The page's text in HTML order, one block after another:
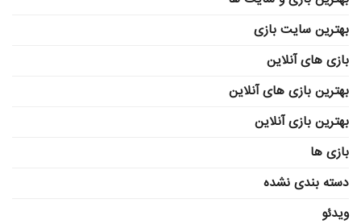
بهترین سایت بازی
بازی های آنلاین
بهترین بازی های آنلاین
بهترین بازی آنلاین
بازی ها
دسته بندی نشده
ویدئو